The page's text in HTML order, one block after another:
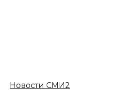
Новости СМИ2